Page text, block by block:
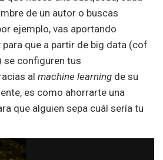
de un autor o buscas
ejemplo, vas aportando
que a partir de big data (cof
se configuren tus
al machine learning de su
es como ahorrarte una
que alguien sepa cuál sería tu